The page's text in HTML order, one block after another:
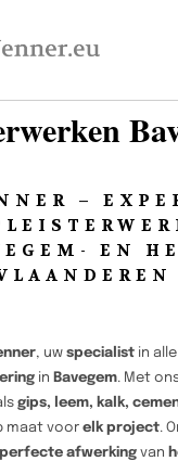
–
EN
, uw specialistin
in Bavegem. Met
gips, leem, kalk,
maat voor elk project.
perfecte afwerkingvan